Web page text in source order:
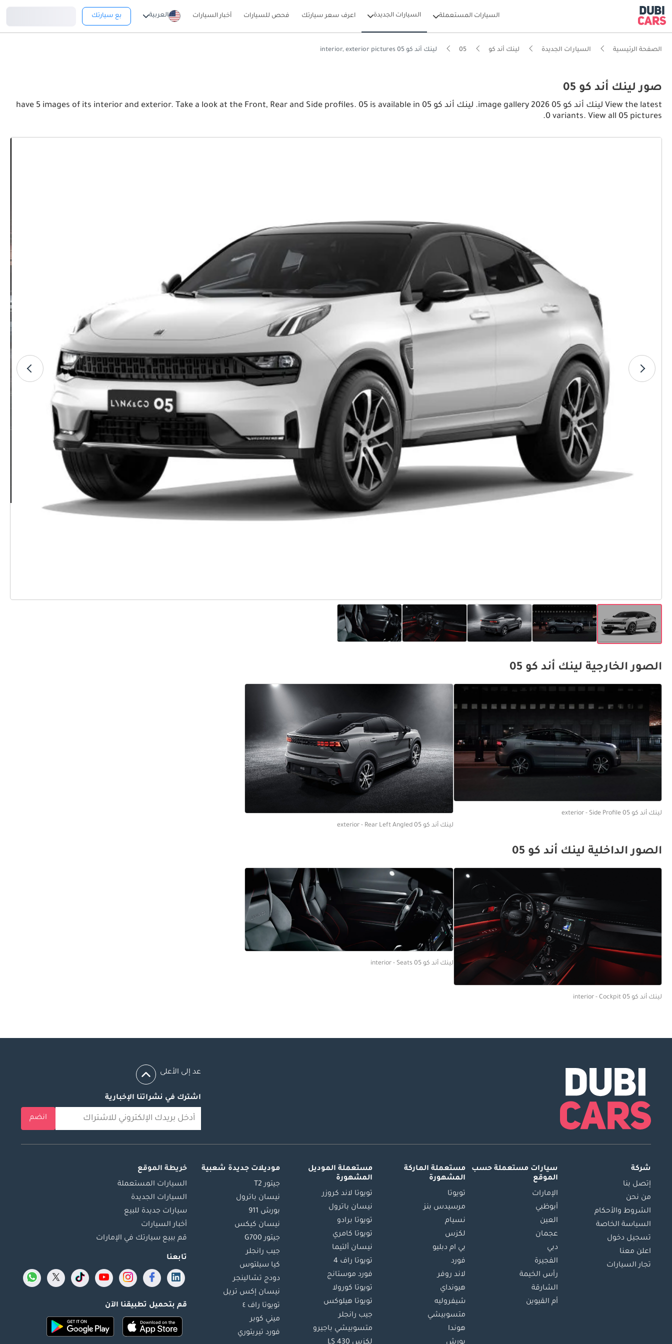
السيارات المستعملة السيارات الجديدة اعرف سعر سيارتك فحص للسيارات أخبار السيارات العربية بع سيارتك
الصفحة الرئيسية السيارات الجديدة لينك أند كو 05 لينك أند كو 05 interior, exterior pictures
صور لينك أند كو 05
View the latest لينك أند كو 05 2026 image gallery. لينك أند كو 05 have 5 images of its interior and exterior. Take a look at the Front, Rear and Side profiles. 05 is available in
0 variants. View all 05 pictures.
الصور الخارجية لينك أند كو 05
لينك أند كو 05 exterior - Side Profile
لينك أند كو 05 exterior - Rear Left Angled
الصور الداخلية لينك أند كو 05
لينك أند كو 05 interior - Cockpit
لينك أند كو 05 interior - Seats
عد إلى الأعلى
اشترك في نشراتنا الإخبارية
انضم
شركة
إتصل بنا
من نحن
الشروط والأحكام
السياسة الخاصة
تسجيل دخول
اعلن معنا
تجار السيارات
سيارات مستعملة حسب
الموقع
الإمارات
أبوظبي
العين
عجمان
دبي
الفجيرة
رأس الخيمة
الشارقة
أم القيوين
مستعملة الماركة
المشهورة
تويوتا
مرسيدس بنز
نسيام
لكزس
بي ام دبليو
فورد
لاند روفر
هيونداي
شيفروليه
متسوبيشي
هوندا
مستعملة الموديل
المشهورة
تويوتا لاند كروزر
نيسان باترول
تويوتا برادو
تويوتا كامري
نيسان ألتيما
تويوتا راف 4
فورد موستانج
تويوتا كورولا
تويوتا هيلوكس
جيب رانجلر
متسوبيشي باجيرو
موديلات جديدة شعبية
جيتور T2
نيسان باترول
بورش 911
نيسان كيكس
جيتور G700
جيب رانجلر
كيا سيلتوس
دودج تشالينجر
نيسان إكس تريل
تويوتا راف ٤
ميني كوبر
فورد تيريتوري
خريطة الموقع
السيارات المستعملة
السيارات الجديدة
سيارات جديدة للبيع
أخبار السيارات
قم ببيع سيارتك في الإمارات
تابعنا
قم بتحميل تطبيقنا الآن